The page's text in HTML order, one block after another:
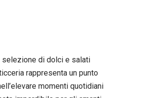
selezione di dolci e salati
rappresenta un punto
momenti quotidiani